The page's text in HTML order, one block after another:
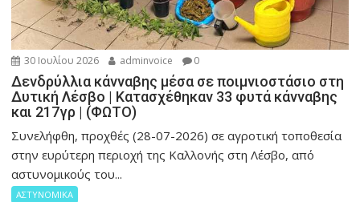
30 Ιουλίου 2026 adminvoice 0
Δενδρύλλια κάνναβης μέσα σε ποιμνιοστάσιο στη
Δυτική Λέσβο | Κατασχέθηκαν 33 φυτά κάνναβης
και 217γρ | (ΦΩΤΟ)
Συνελήφθη, προχθές (28-07-2026) σε αγροτική τοποθεσία
στην ευρύτερη περιοχή της Καλλονής στη Λέσβο, από
αστυνομικούς του...
ΑΣΤΥΝΟΜΙΚΑ